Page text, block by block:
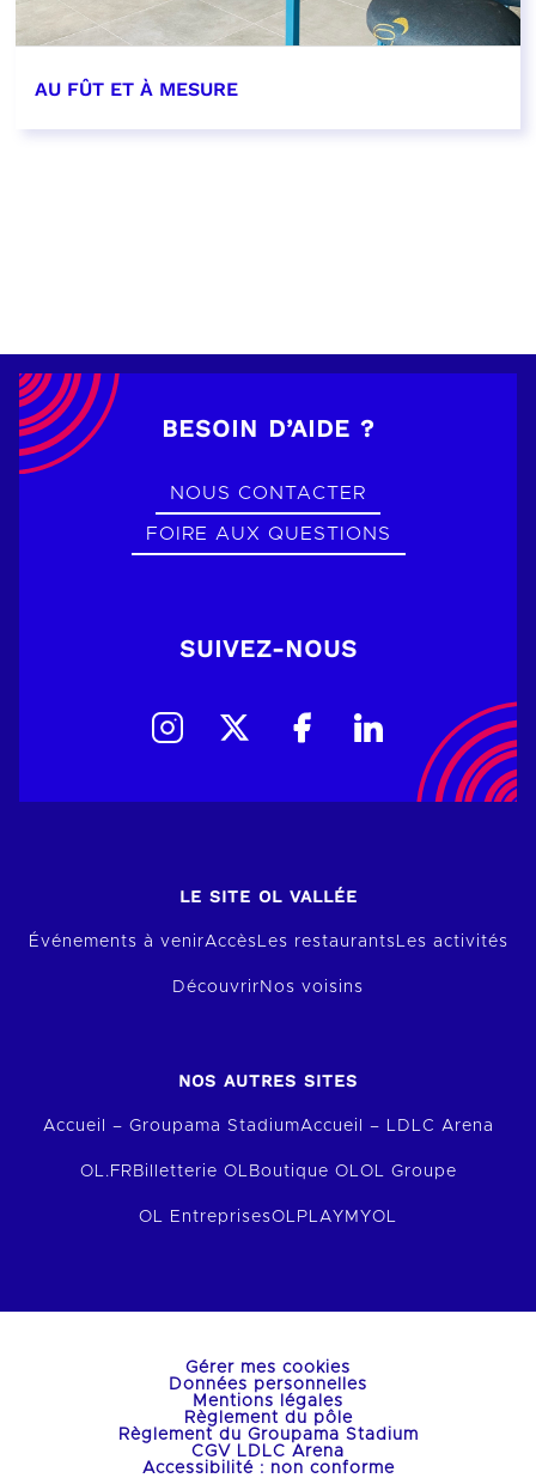
AU FÛT ET À MESURE
BESOIN D’AIDE ?
NOUS CONTACTER
FOIRE AUX QUESTIONS
SUIVEZ-NOUS
LE SITE OL VALLÉE
Événements à venirAccèsLes restaurantsLes activités
Découvrir Nos voisins
NOS AUTRES SITES
Accueil – Groupama StadiumAccueil – LDLC Arena
OL.FR Billetterie OL Boutique OLOL Groupe
OL EntreprisesOLPLAY MYOL
Gérer mes cookies
Données personnelles
Mentions légales
Règlement du pôle
Règlement du Groupama Stadium
CGV LDLC Arena
Accessibilité : non conforme